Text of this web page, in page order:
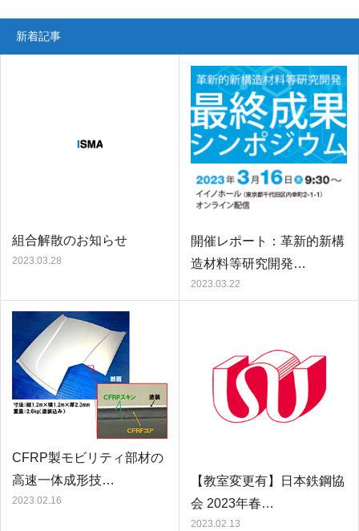
新着記事
組合解散のお知らせ
2023.03.28
開催レポート：革新的新構
造材料等研究開発…
2023.03.22
CFRP製モビリティ部材の
高速一体成形技…
2023.02.16
【教室変更有】日本鉄鋼協
会 2023年春…
2023.02.13